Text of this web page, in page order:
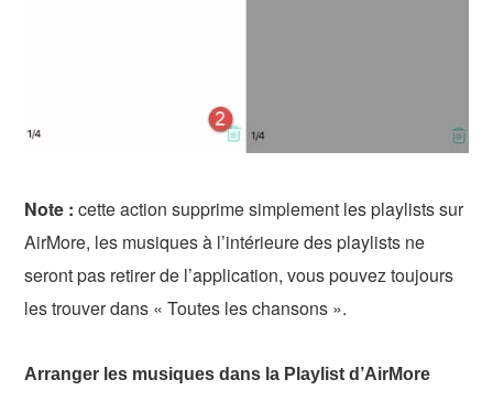
Note : cette action supprime simplement les playlists sur
AirMore, les musiques à l’intérieure des playlists ne
seront pas retirer de l’application, vous pouvez toujours
les trouver dans « Toutes les chansons ».
Arranger les musiques dans la Playlist d’AirMore